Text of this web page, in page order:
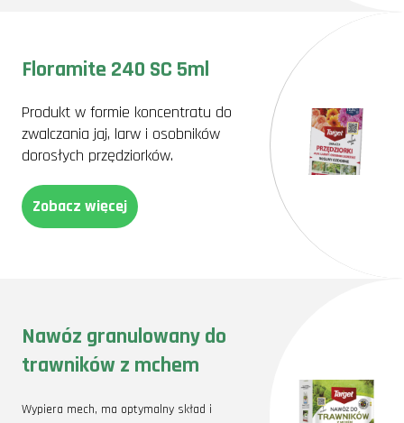
Floramite 240 SC 5ml
Produkt w formie koncentratu do
zwalczania jaj, larw i osobników
dorosłych przędziorków.
Zobacz więcej
Nawóz granulowany do
trawników z mchem
Wypiera mech, ma optymalny skład i